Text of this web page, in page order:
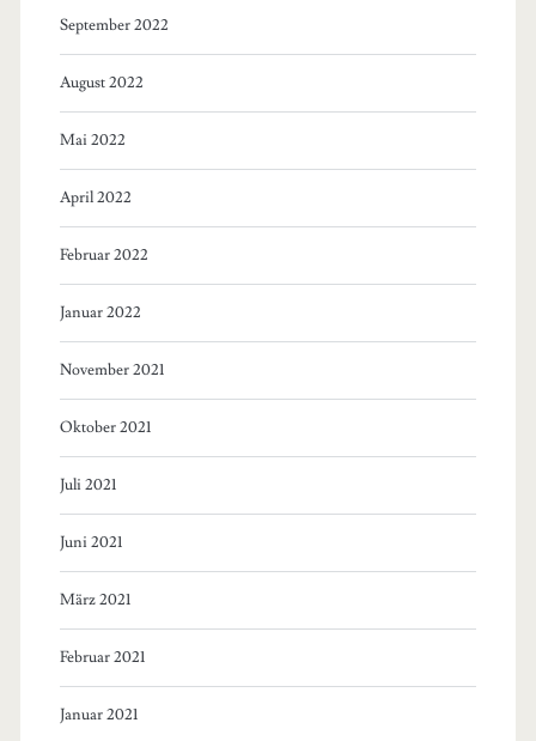
September 2022
August 2022
Mai 2022
April 2022
Februar 2022
Januar 2022
November 2021
Oktober 2021
Juli 2021
Juni 2021
März 2021
Februar 2021
Januar 2021